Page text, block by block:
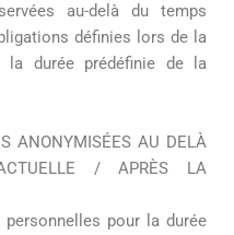
au-delà du temps
définies lors de la
durée prédéfinie de la
ANONYMISÉES AU DELÀ
/ APRÈS LA
pour la durée